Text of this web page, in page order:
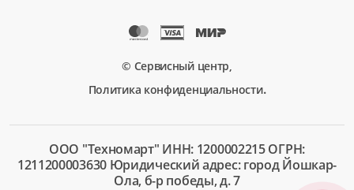
© Сервисный центр,
Политика конфиденциальности.
ООО "Техномарт" ИНН: 1200002215 ОГРН:
1211200003630 Юридический адрес: город Йошкар-
Ола, б-р победы, д. 7